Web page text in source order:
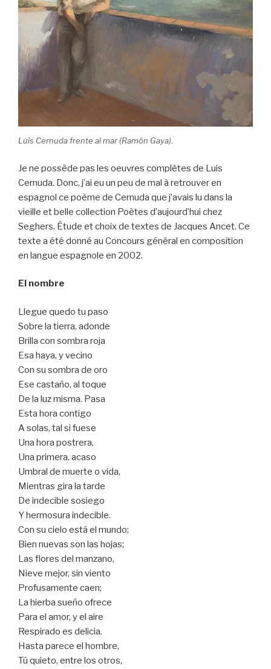
Luis Cernuda frente al mar (Ramón Gaya).
Je ne possède pas les oeuvres complètes de Luis
Cernuda. Donc, j’ai eu un peu de mal à retrouver en
espagnol ce poème de Cernuda que j’avais lu dans la
vieille et belle collection Poètes d’aujourd’hui chez
Seghers. Étude et choix de textes de Jacques Ancet. Ce
texte a été donné au Concours général en composition
en langue espagnole en 2002.
El nombre
Llegue quedo tu paso
Sobre la tierra, adonde
Brilla con sombra roja
Esa haya, y vecino
Con su sombra de oro
Ese castaño, al toque
De la luz misma. Pasa
Esta hora contigo
A solas, tal si fuese
Una hora postrera,
Una primera, acaso
Umbral de muerte o vida,
Mientras gira la tarde
De indecible sosiego
Y hermosura indecible.
Con su cielo está el mundo;
Bien nuevas son las hojas;
Las flores del manzano,
Nieve mejor, sin viento
Profusamente caen;
La hierba sueño ofrece
Para el amor, y el aire
Respirado es delicia.
Hasta parece el hombre,
Tú quieto, entre los otros,